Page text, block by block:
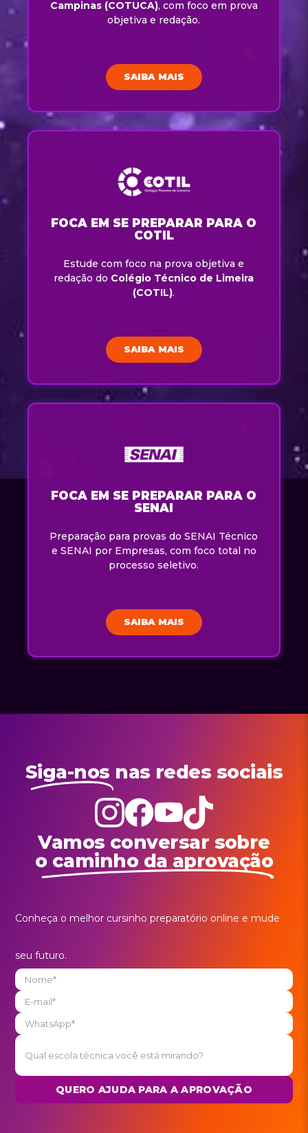
Campinas (COTUCA), com foco em prova
objetiva e redação.
SAIBA MAIS
FOCA EM SE PREPARAR PARA O
COTIL
Estude com foco na prova objetiva e
redação do Colégio Técnico de Limeira
(COTIL).
SAIBA MAIS
FOCA EM SE PREPARAR PARA O
SENAI
Preparação para provas do SENAI Técnico
e SENAI por Empresas, com foco total no
processo seletivo.
SAIBA MAIS
Siga-nosnas redes sociais
Vamos conversar sobre
o caminho da aprovação
Conheça o melhor cursinho preparatório online e mude
seu futuro.
QUERO AJUDA PARA A APROVAÇÃO